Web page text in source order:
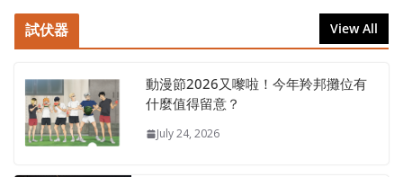
試伏器 View All
動漫節2026又嚟啦！今年羚邦攤位有
什麼值得留意？
July 24, 2026